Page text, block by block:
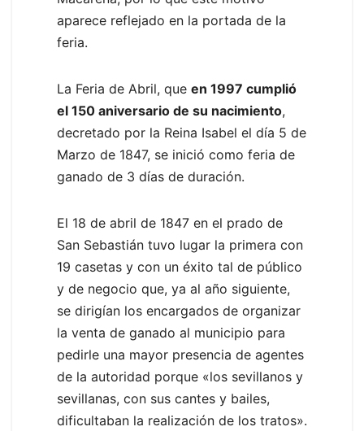
aparece reflejado en la portada de la
feria.
La Feria de Abril, que en 1997 cumplió
el 150 aniversario de su nacimiento,
decretado por la Reina Isabel el día 5 de
Marzo de 1847, se inició como feria de
ganado de 3 días de duración.
El 18 de abril de 1847 en el prado de
San Sebastián tuvo lugar la primera con
19 casetas y con un éxito tal de público
y de negocio que, ya al año siguiente,
se dirigían los encargados de organizar
la venta de ganado al municipio para
pedirle una mayor presencia de agentes
de la autoridad porque «los sevillanos y
sevillanas, con sus cantes y bailes,
dificultaban la realización de los tratos».